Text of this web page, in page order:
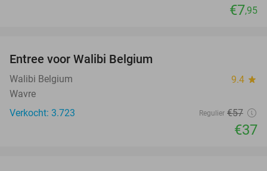
€7,95
Entree voor Walibi Belgium
Walibi Belgium 9.4 star
Wavre
Verkocht: 3.723
Regulier €57
€37